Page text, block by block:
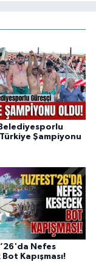
Belediyesporlu
Şampiyonu
Nefes
Bot Kapışması!